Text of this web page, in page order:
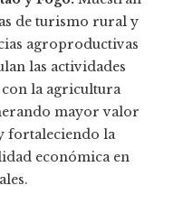
de turismo rural y
agroproductivas
las actividades
la agricultura
mayor valor
fortaleciendo la
económica en